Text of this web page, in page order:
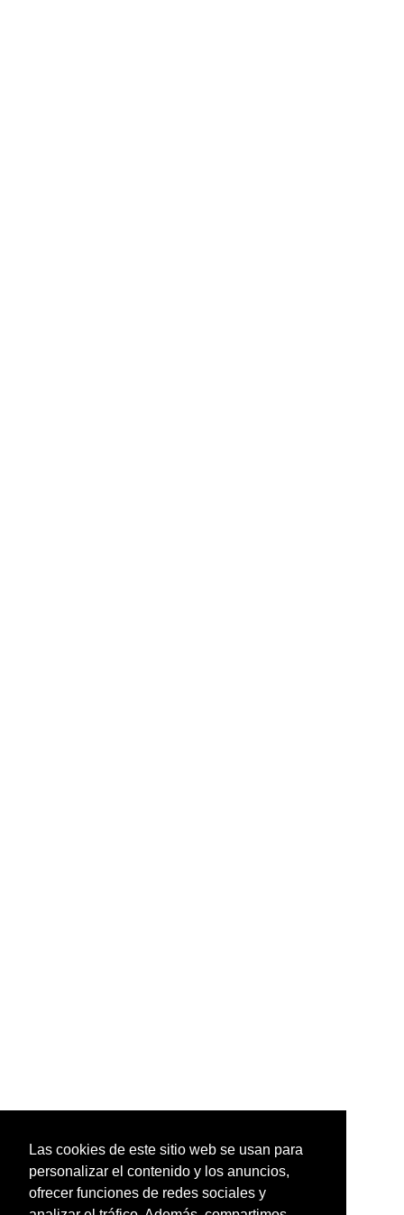
Las cookies de este sitio web se usan para
personalizar el contenido y los anuncios,
ofrecer funciones de redes sociales y